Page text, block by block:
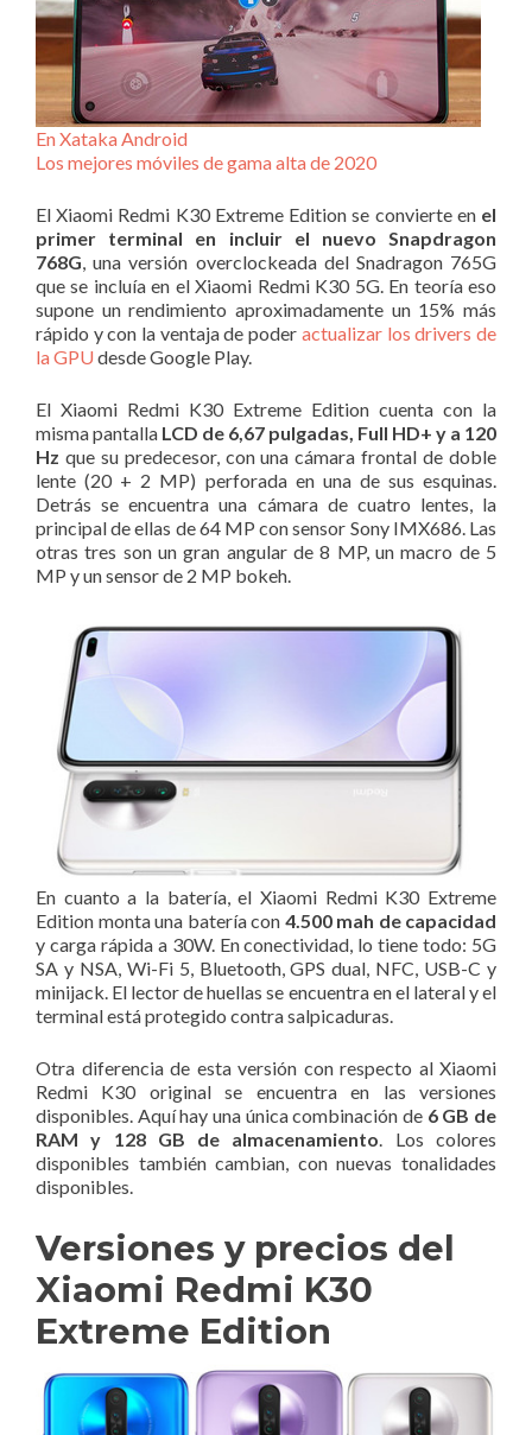
En Xataka Android
Los mejores móviles de gama alta de 2020
El Xiaomi Redmi K30 Extreme Edition se convierte en el
primer terminal en incluir el nuevo Snapdragon
768G , una versión overclockeada del Snadragon 765G
que se incluía en el Xiaomi Redmi K30 5G. En teoría eso
supone un rendimiento aproximadamente un 15% más
rápido y con la ventaja de poder actualizar los drivers de
la GPUdesde Google Play.
El Xiaomi Redmi K30 Extreme Edition cuenta con la
misma pantalla LCD de 6,67 pulgadas, Full HD+ y a 120
Hz que su predecesor, con una cámara frontal de doble
lente (20 + 2 MP) perforada en una de sus esquinas.
Detrás se encuentra una cámara de cuatro lentes, la
principal de ellas de 64 MP con sensor Sony IMX686. Las
otras tres son un gran angular de 8 MP, un macro de 5
MP y un sensor de 2 MP bokeh.
En cuanto a la batería, el Xiaomi Redmi K30 Extreme
Edition monta una batería con 4.500 mah de capacidad
y carga rápida a 30W. En conectividad, lo tiene todo: 5G
SA y NSA, Wi-Fi 5, Bluetooth, GPS dual, NFC, USB-C y
minijack. El lector de huellas se encuentra en el lateral y el
terminal está protegido contra salpicaduras.
Otra diferencia de esta versión con respecto al Xiaomi
Redmi K30 original se encuentra en las versiones
disponibles. Aquí hay una única combinación de 6 GB de
RAM y 128 GB de almacenamiento. Los colores
disponibles también cambian, con nuevas tonalidades
disponibles.
Versiones y precios del
Xiaomi Redmi K30
Extreme Edition